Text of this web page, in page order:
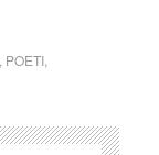
POETI,